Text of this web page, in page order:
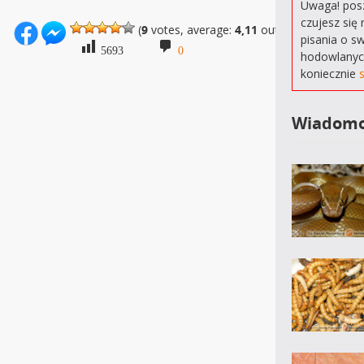
(9votes, average: 4,11 out of 5)
5693 0
Uwaga!
czujesz się
pisania o
koniecznie